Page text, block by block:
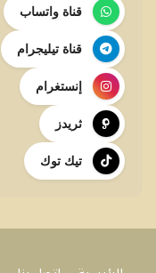
قناة واتساب
قناة تيليجرام
إنستغرام
ثريدز
تيك توك